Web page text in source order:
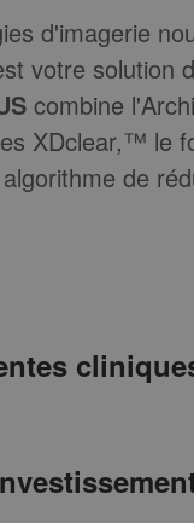
d'imagerie
votre solution
combine
XDclear,™ le
de